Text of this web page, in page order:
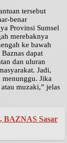
tersebut
benar
Provinsi Sumsel
merebaknya
ke bawah
dapat
dan uluran
Jadi,
menunggu. Jika
muzaki,” jelas
BAZNAS Sasar